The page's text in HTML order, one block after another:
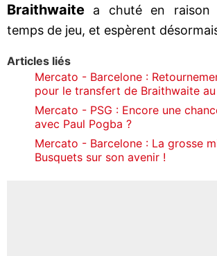
Braithwaite a chuté en raison
temps de jeu, et espèrent
Articles liés
Mercato - Barcelone :
pour le transfert de Braithwaite au
Mercato - PSG : Encore une
avec Paul Pogba ?
Mercato - Barcelone : La grosse
Busquets sur son avenir !